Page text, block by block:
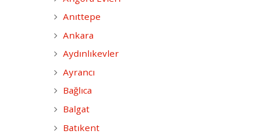
Anıttepe
Ankara
Aydınlıkevler
Ayrancı
Bağlıca
Balgat
Batıkent